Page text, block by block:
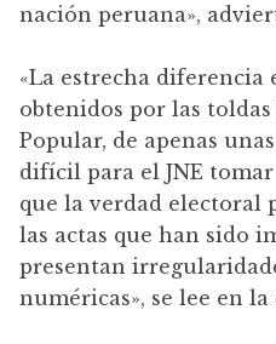
nación peruana»,
«La estrecha diferencia
obtenidos por las
Popular, de apenas
difícil para el JNE
que la verdad electoral
las actas que han sido
presentan
numéricas», se lee en la